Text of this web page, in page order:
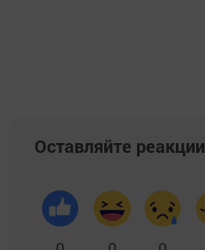
Оставляйте реакции